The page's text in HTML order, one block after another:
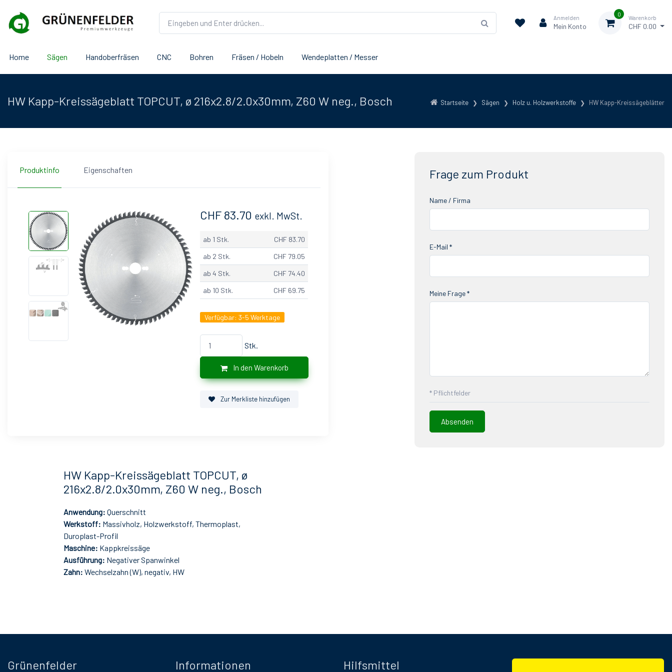
Anmelden
Mein Konto
0
Warenkorb
CHF 0.00
Home Sägen Handoberfräsen CNC Bohren Fräsen / Hobeln Wendeplatten / Messer
Startseite Sägen Holz u. Holzwerkstoffe HW Kapp-Kreissägeblätter
HW Kapp-Kreissägeblatt TOPCUT, ø 216x2.8/2.0x30mm, Z60 W neg., Bosch
Produktinfo Eigenschaften
CHF 83.70 exkl. MwSt.
ab 1 Stk.
CHF 83.70
ab 2 Stk.
CHF 79.05
ab 4 Stk.
CHF 74.40
ab 10 Stk.
CHF 69.75
Verfügbar:3-5 Werktage
Stk.
In den Warenkorb
Zur Merkliste hinzufügen
HW Kapp-Kreissägeblatt TOPCUT, ø
216x2.8/2.0x30mm, Z60 W neg., Bosch
Anwendung: Querschnitt
Werkstoff: Massivholz, Holzwerkstoff, Thermoplast,
Duroplast-Profil
Maschine: Kappkreissäge
Ausführung: Negativer Spanwinkel
Zahn: Wechselzahn (W), negativ, HW
Frage zum Produkt
Name / Firma
E-Mail *
Meine Frage *
* Pflichtfelder
Grünenfelder
Informationen Hilfsmittel